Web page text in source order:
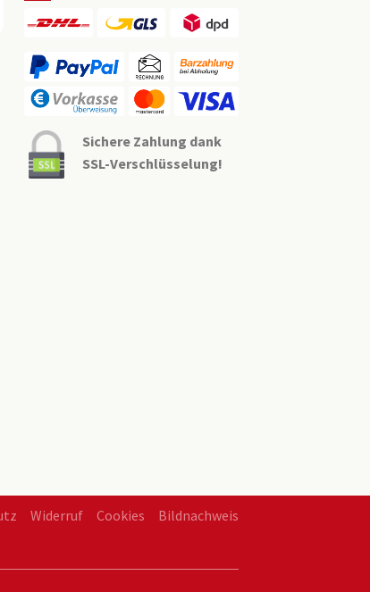
Sichere Zahlung dank
SSL-Verschlüsselung!
Widerruf Cookies Bildnachweis